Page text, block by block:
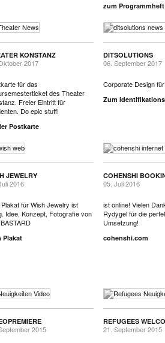
zum Programmheft
KONSTANZ
2017
für das
des Theater
Freier Eintritt für
Do epic stuff!
Postkarte
DITSOLUTIONS
06. September 2017
Corporate Design
Zum
JEWELRY
2016
für Wish Jewelry ist
Idee, Konzept, Fotografie von
Plakat
COHENSHI
05. Juli 2016
ist online! Vielen
Rydygel für die
Umsetzung!
cohenshi.com
2015
REFUGEES
21. September 2015